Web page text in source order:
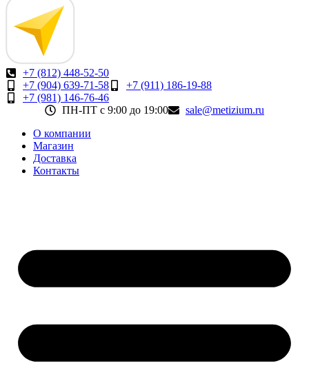
+7 (812) 448-52-50
+7 (904) 639-71-58
+7 (911) 186-19-88
+7 (981) 146-76-46
ПН-ПТ с 9:00 до 19:00
sale@metizium.ru
О компании
Магазин
Доставка
Контакты